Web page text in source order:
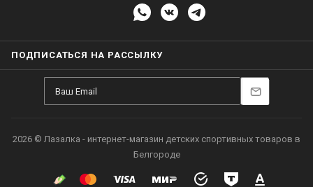
ПОДПИСАТЬСЯ НА РАССЫЛКУ
2026 © Лазалка - интернет-магазин детских спортивных товаров в
Белгороде